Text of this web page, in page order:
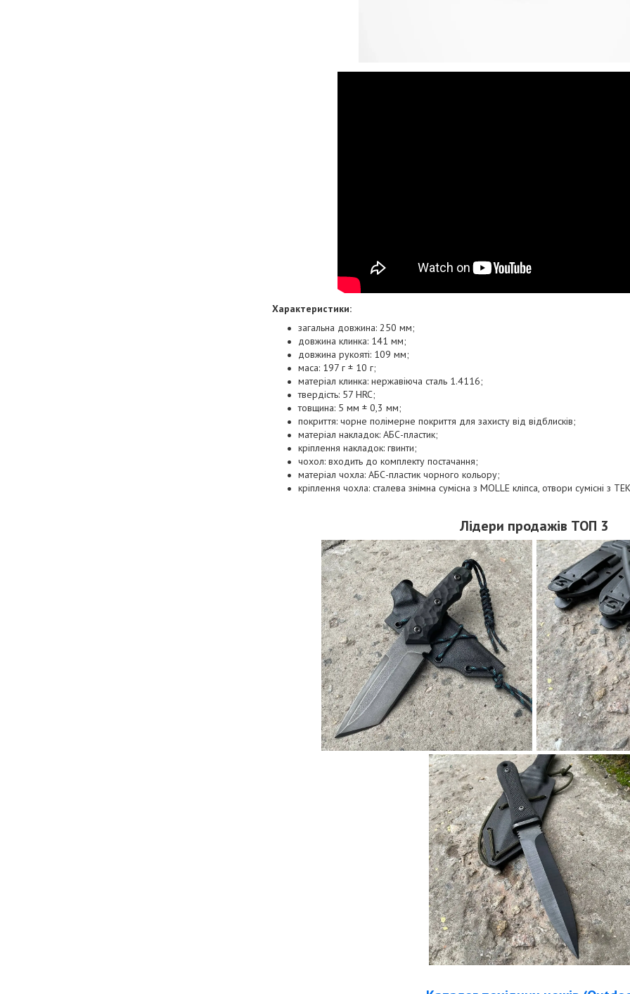
Характеристики:
загальна довжина: 250 мм;
довжина клинка: 141 мм;
довжина рукояті: 109 мм;
маса: 197 г ± 10 г;
матеріал клинка: нержавіюча сталь 1.4116;
твердість: 57 HRC;
товщина: 5 мм ± 0,3 мм;
покриття: чорне полімерне покриття для захисту від відблисків;
матеріал накладок: АБС-пластик;
кріплення накладок: гвинти;
чохол: входить до комплекту постачання;
матеріал чохла: АБС-пластик чорного кольору;
кріплення чохла: сталева знімна сумісна з MOLLE кліпса, отвори сумісні з
Лідери продажів ТОП 3